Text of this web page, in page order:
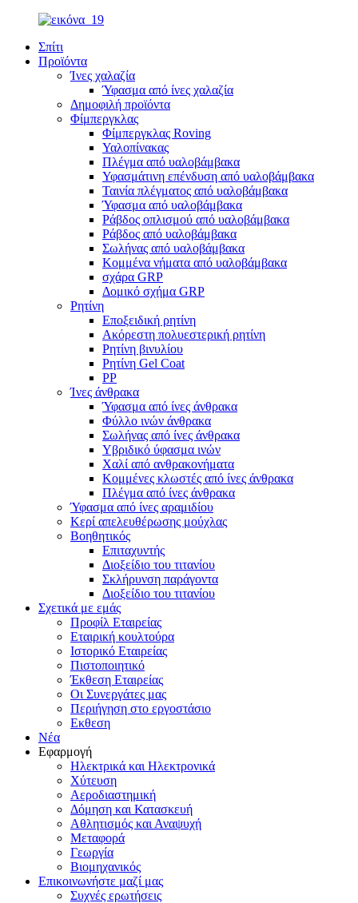
Σπίτι
Προϊόντα
Ίνες χαλαζία
Ύφασμα από ίνες χαλαζία
Δημοφιλή προϊόντα
Φίμπεργκλας
Φίμπεργκλας Roving
Υαλοπίνακας
Πλέγμα από υαλοβάμβακα
Υφασμάτινη επένδυση από υαλοβάμβακα
Ταινία πλέγματος από υαλοβάμβακα
Ύφασμα από υαλοβάμβακα
Ράβδος οπλισμού από υαλοβάμβακα
Ράβδος από υαλοβάμβακα
Σωλήνας από υαλοβάμβακα
Κομμένα νήματα από υαλοβάμβακα
σχάρα GRP
Δομικό σχήμα GRP
Ρητίνη
Εποξειδική ρητίνη
Ακόρεστη πολυεστερική ρητίνη
Ρητίνη βινυλίου
Ρητίνη Gel Coat
PP
Ίνες άνθρακα
Ύφασμα από ίνες άνθρακα
Φύλλο ινών άνθρακα
Σωλήνας από ίνες άνθρακα
Υβριδικό ύφασμα ινών
Χαλί από ανθρακονήματα
Κομμένες κλωστές από ίνες άνθρακα
Πλέγμα από ίνες άνθρακα
Ύφασμα από ίνες αραμιδίου
Κερί απελευθέρωσης μούχλας
Βοηθητικός
Επιταχυντής
Διοξείδιο του τιτανίου
Σκλήρυνση παράγοντα
Διοξείδιο του τιτανίου
Σχετικά με εμάς
Προφίλ Εταιρείας
Εταιρική κουλτούρα
Ιστορικό Εταιρείας
Πιστοποιητικό
Έκθεση Εταιρείας
Οι Συνεργάτες μας
Περιήγηση στο εργοστάσιο
Εκθεση
Νέα
Εφαρμογή
Ηλεκτρικά και Ηλεκτρονικά
Χύτευση
Αεροδιαστημική
Δόμηση και Κατασκευή
Αθλητισμός και Αναψυχή
Μεταφορά
Γεωργία
Βιομηχανικός
Επικοινωνήστε μαζί μας
Συχνές ερωτήσεις